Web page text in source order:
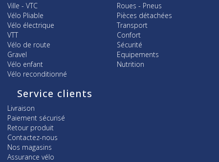
Ville - VTC
Vélo Pliable
Vélo électrique
VTT
Vélo de route
Gravel
Vélo enfant
Vélo reconditionné
Roues - Pneus
Pièces détachées
Transport
Confort
Sécurité
Equipements
Nutrition
Service clients
Livraison
Paiement sécurisé
Retour produit
Contactez-nous
Nos magasins
Assurance vélo